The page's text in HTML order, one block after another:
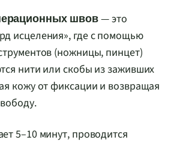
швов — это
исцеления», где с помощью
(ножницы, пинцет)
нити или скобы из заживших
кожу от фиксации и возвращая
5–10 минут, проводится